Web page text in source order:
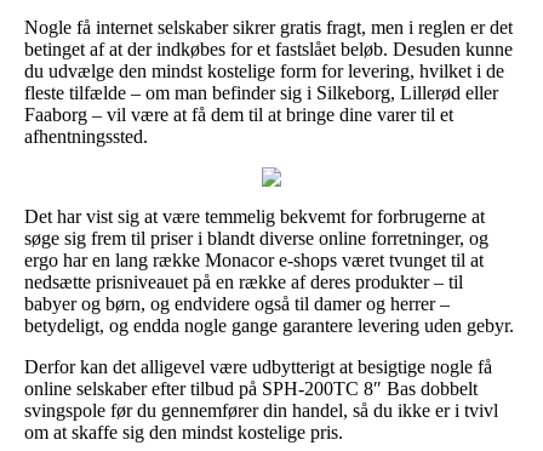
Nogle få internet selskaber sikrer gratis fragt, men i reglen er det
betinget af at der indkøbes for et fastslået beløb. Desuden kunne
du udvælge den mindst kostelige form for levering, hvilket i de
fleste tilfælde – om man befinder sig i Silkeborg, Lillerød eller
Faaborg – vil være at få dem til at bringe dine varer til et
afhentningssted.
Det har vist sig at være temmelig bekvemt for forbrugerne at
søge sig frem til priser i blandt diverse online forretninger, og
ergo har en lang række Monacor e-shops været tvunget til at
nedsætte prisniveauet på en række af deres produkter – til
babyer og børn, og endvidere også til damer og herrer –
betydeligt, og endda nogle gange garantere levering uden gebyr.
Derfor kan det alligevel være udbytterigt at besigtige nogle få
online selskaber efter tilbud på SPH-200TC 8″ Bas dobbelt
svingspole før du gennemfører din handel, så du ikke er i tvivl
om at skaffe sig den mindst kostelige pris.